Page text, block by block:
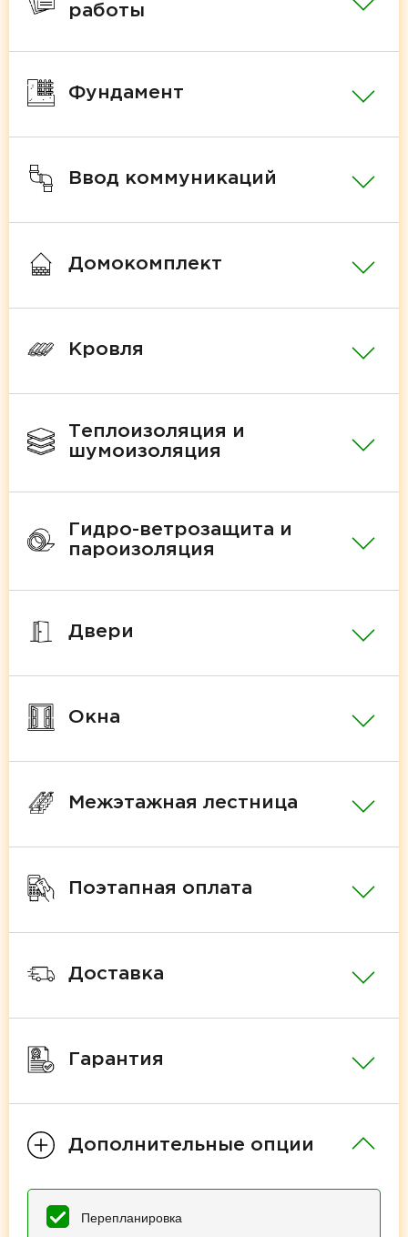
работы
Фундамент
Ввод коммуникаций
Домокомплект
Кровля
Теплоизоляция и
шумоизоляция
Гидро-ветрозащита и
пароизоляция
Двери
Окна
Межэтажная лестница
Поэтапная оплата
Доставка
Гарантия
Дополнительные опции
Перепланировка